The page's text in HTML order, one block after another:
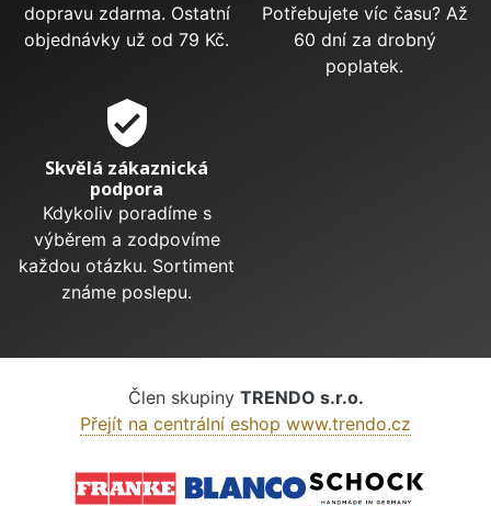
dopravu zdarma. Ostatní
objednávky už od 79 Kč.
Potřebujete víc času? Až
60 dní za drobný
poplatek.
verified_user
Skvělá zákaznická
podpora
Kdykoliv poradíme s
výběrem a zodpovíme
každou otázku. Sortiment
známe poslepu.
Člen skupiny TRENDO s.r.o.
Přejít na centrální eshop www.trendo.cz